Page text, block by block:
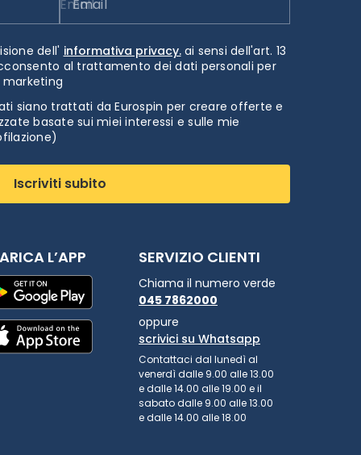
Email
dell' informativa privacy.ai sensi dell'art. 13
al trattamento dei dati personali per
siano trattati da Eurospin per creare offerte e
basate sui miei interessi e sulle mie
Iscriviti subito
L’APP SERVIZIO CLIENTI
Chiama il numero verde
045 7862000
oppure
scrivici su Whatsapp
Contattaci dal lunedì al
venerdì dalle 9.00 alle 13.00
e dalle 14.00 alle 19.00 e il
sabato dalle 9.00 alle 13.00
e dalle 14.00 alle 18.00